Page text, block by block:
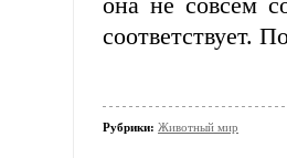
она не совсем
соответствует.
Рубрики: Животный мир